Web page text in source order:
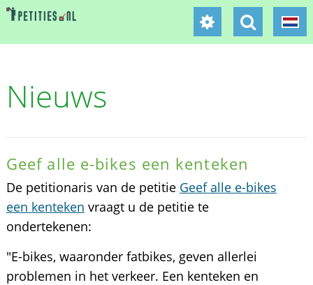
Nieuws
Geef alle e-bikes een kenteken
De petitionaris van de petitie Geef alle e-bikes
een kenteken vraagt u de petitie te
ondertekenen:
"E-bikes, waaronder fatbikes, geven allerlei
problemen in het verkeer. Een kenteken en